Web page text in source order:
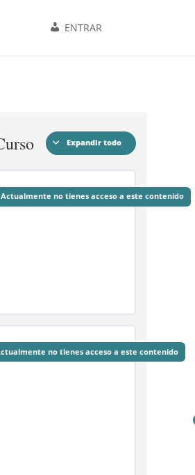
ENTRAR
Expandir todo
Módulos
Actualmente no tienes acceso a este contenido
0%
COMPLETADO
0/2
pasos
1.1
1.2
no tienes acceso a este contenido